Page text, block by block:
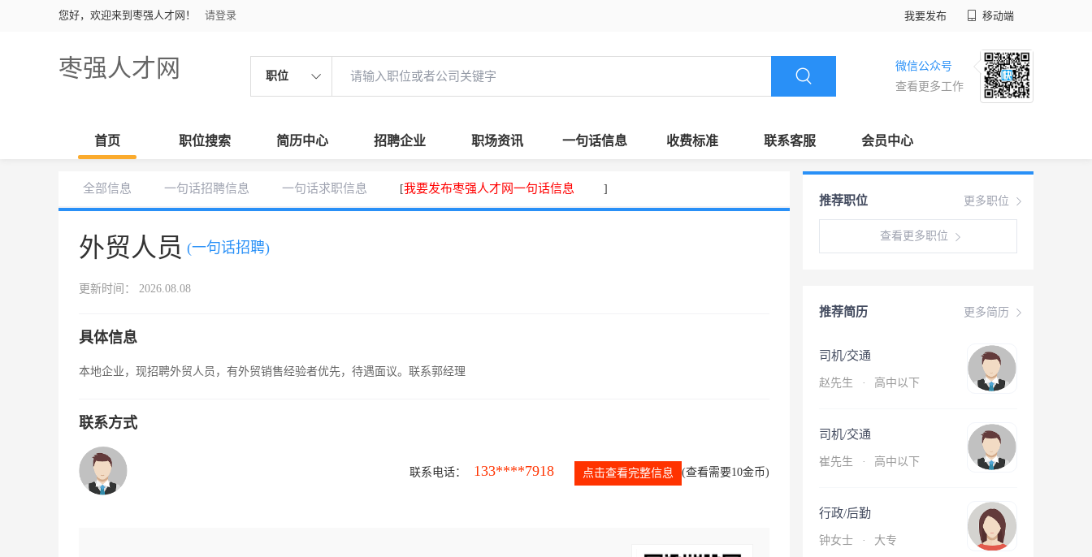
您好，欢迎来到枣强人才网！ 请登录 我要发布 移动端
枣强人才网 职位
微信公众号
查看更多工作
首页 职位搜索 简历中心 招聘企业 职场资讯 一句话信息 收费标准 联系客服 会员中心
全部信息 一句话招聘信息 一句话求职信息 [我要发布枣强人才网一句话信息 ]
外贸人员 (一句话招聘)
更新时间： 2026.08.08
具体信息
本地企业，现招聘外贸人员，有外贸销售经验者优先，待遇面议。联系郭经理
联系方式
联系电话： 133****7918 点击查看完整信息 (查看需要10金币)
更多职位
推荐职位
查看更多职位
更多简历
推荐简历
司机/交通
赵先生 · 高中以下
司机/交通
崔先生 · 高中以下
行政/后勤
钟女士 · 大专